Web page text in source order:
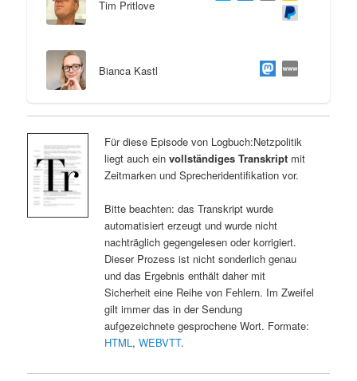
Tim Pritlove
Bianca Kastl
Für diese Episode von Logbuch:Netzpolitik
liegt auch ein vollständiges Transkriptmit
Zeitmarken und Sprecheridentifikation vor.
Bitte beachten: das Transkript wurde
automatisiert erzeugt und wurde nicht
nachträglich gegengelesen oder korrigiert.
Dieser Prozess ist nicht sonderlich genau
und das Ergebnis enthält daher mit
Sicherheit eine Reihe von Fehlern. Im Zweifel
gilt immer das in der Sendung
aufgezeichnete gesprochene Wort. Formate:
HTML, WEBVTT.